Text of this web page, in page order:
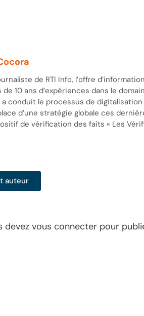
de RTI Info, l’offre
10 ans d’expériences dans le
conduit le processus de
d’une stratégie globale ces
de vérification des faits « Les
auteur
devez vous connecter pour